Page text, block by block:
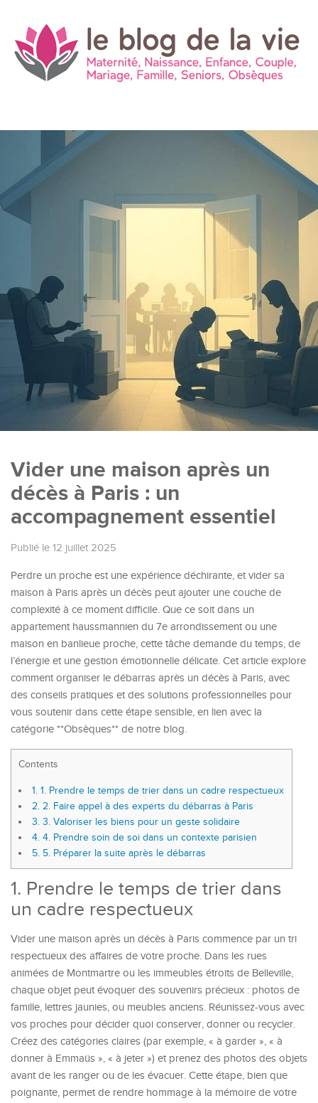
Vider une maison après un
décès à Paris : un
accompagnement essentiel
Publié le 12 juillet 2025
Perdre un proche est une expérience déchirante, et vider sa
maison à Paris après un décès peut ajouter une couche de
complexité à ce moment difficile. Que ce soit dans un
appartement haussmannien du 7e arrondissement ou une
maison en banlieue proche, cette tâche demande du temps, de
l’énergie et une gestion émotionnelle délicate. Cet article explore
comment organiser le débarras après un décès à Paris, avec
des conseils pratiques et des solutions professionnelles pour
vous soutenir dans cette étape sensible, en lien avec la
catégorie **Obsèques** de notre blog.
Contents
1. 1. Prendre le temps de trier dans un cadre respectueux
2. 2. Faire appel à des experts du débarras à Paris
3. 3. Valoriser les biens pour un geste solidaire
4. 4. Prendre soin de soi dans un contexte parisien
5. 5. Préparer la suite après le débarras
1. Prendre le temps de trier dans
un cadre respectueux
Vider une maison après un décès à Paris commence par un tri
respectueux des affaires de votre proche. Dans les rues
animées de Montmartre ou les immeubles étroits de Belleville,
chaque objet peut évoquer des souvenirs précieux : photos de
famille, lettres jaunies, ou meubles anciens. Réunissez-vous avec
vos proches pour décider quoi conserver, donner ou recycler.
Créez des catégories claires (par exemple, « à garder », « à
donner à Emmaüs », « à jeter ») et prenez des photos des objets
avant de les ranger ou de les évacuer. Cette étape, bien que
poignante, permet de rendre hommage à la mémoire de votre